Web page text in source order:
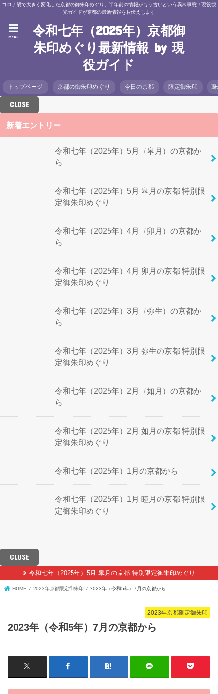
コロナ禍で大きく変化した京都の御朱印めぐり。半年前の情報がもう古いという異常事態！現役観
光ガイドが京都の最新情報をお伝えします
令和七年（2025年）京都御
朱印めぐり最新情報 by 現
役ガイド
menu
トップページ 京都の御朱印めぐり 今日の京都 限定御朱印
CLOSE
新着エントリー
令和七年（2025年）5月（皐月）の京都か
ら
令和七年（2025年）5月 皐月の京都 特別限
定御朱印めぐり
令和七年（2025年）4月（卯月）の京都か
ら
令和七年（2025年）4月 卯月の京都 特別限
定御朱印めぐり
令和七年（2025年）3月（弥生）の京都か
ら
令和七年（2025年）3月 弥生の京都 特別限
定御朱印めぐり
令和七年（2025年）2月（如月）の京都か
ら
令和七年（2025年）2月 如月の京都 特別限
定御朱印めぐり
令和七年（2025年）1月の京都から
令和七年（2025年）1月 睦月の京都 特別限
定御朱印めぐり
CLOSE
令和七年（2025年）5月 皐月の京都 特別限定御朱印めぐり
HOME 2023年京都限定御朱印 2023年（令和5年）7月の京都から
2023年京都限定御朱印
2023年（令和5年）7月の京都から